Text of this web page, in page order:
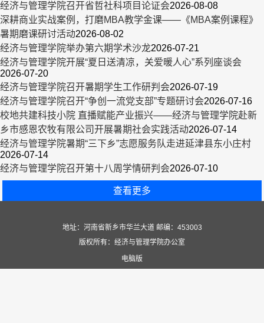
经济与管理学院召开省哲社科项目论证会2026-08-08
深耕商业实战案例，打磨MBA教学金课——《MBA案例课程》
暑期磨课研讨活动2026-08-02
经济与管理学院举办第六期学术沙龙2026-07-21
经济与管理学院开展“夏日送清凉，关爱暖人心”系列座谈会
2026-07-20
经济与管理学院召开暑期学生工作研判会2026-07-19
经济与管理学院召开“争创一流党支部”专题研讨会2026-07-16
校地共建科技小院 直播赋能产业振兴——经济与管理学院赴新
乡市感恩农牧有限公司开展暑期社会实践活动2026-07-14
经济与管理学院暑期“三下乡”志愿服务队走进延津县东小庄村
2026-07-14
经济与管理学院召开第十八周学情研判会2026-07-10
查看更多
地址：河南省新乡市华兰大道 邮编：453003
版权所有：经济与管理学院办公室
电脑版